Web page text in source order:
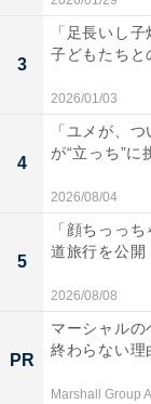
3
「足長いし
子どもたちと
2026/01/03
4
「ユメが、
が“立っち”
2026/08/04
5
「顔ちっっ
道旅行を公開
2026/08/08
PR
マーシャル
終わらない理
Marshall Group